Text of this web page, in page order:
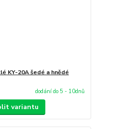
KY-20A šedé a hnědé
dodání do 5 - 10dnů
variantu